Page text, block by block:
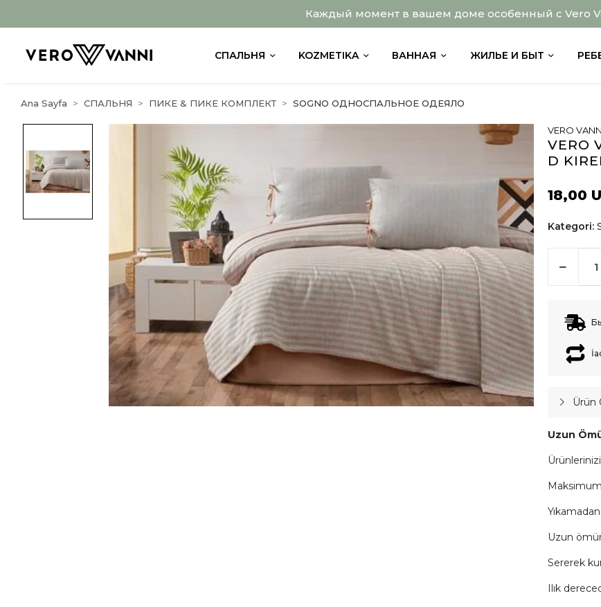
Каждый момент в вашем доме особенный с Vero
СПАЛЬНЯ KOZMETIKA ВАННАЯ ЖИЛЬЕ И БЫТ
Ana Sayfa СПАЛЬНЯ ПИКЕ & ПИКЕ КОМПЛЕКТ SOGNO ОДНОСПАЛЬНОЕ ОДЕЯЛО
VERO
VERO
D
18,00
Kategori:
Ürün
Uzun
Ürünlerinizi
Maksimum
Uzun
Sererek
Ilık